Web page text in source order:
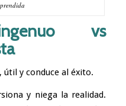
vs
y conduce al éxito.
y niega la realidad.